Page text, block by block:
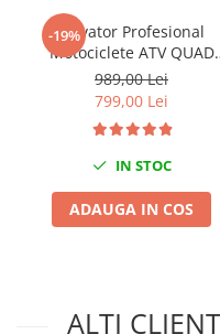
Pistoale de vopsit
Pistoale Pneumatice
Polizoare biax
Scule pentru nituit si capsat
Slefuitoare Pneumatice
Diagnoza si masurari
Injectoare
-19%
Elevator Profesional
Motociclete ATV QUAD
680kg
989,00 Lei
799,00 Lei
IN STOC
ADAUGA IN COS
ALTI